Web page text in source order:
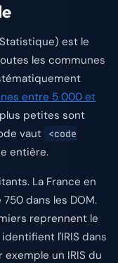
est le
les communes
entre 5 000 et
petites sont
vaut
<code
entière.
La France en
dans les DOM.
reprennent le
l'IRIS dans
exemple un IRIS du